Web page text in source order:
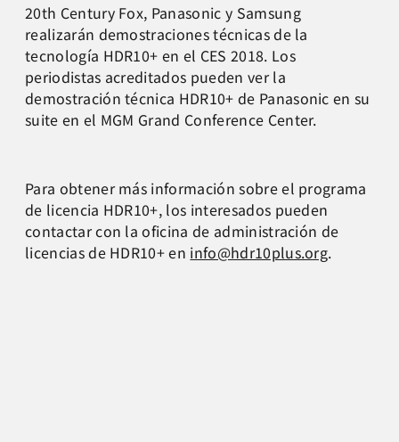
20th Century Fox, Panasonic y Samsung
realizarán demostraciones técnicas de la
tecnología HDR10+ en el CES 2018. Los
periodistas acreditados pueden ver la
demostración técnica HDR10+ de Panasonic en su
suite en el MGM Grand Conference Center.
Para obtener más información sobre el programa
de licencia HDR10+, los interesados pueden
contactar con la oficina de administración de
licencias de HDR10+ en info@hdr10plus.org.